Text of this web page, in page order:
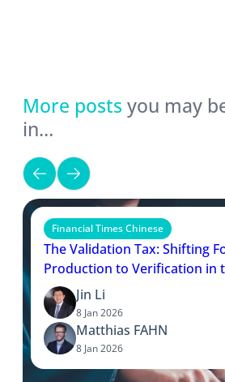
More posts you may
in…
Financial Times Chinese
The Validation Tax: Shifting
Production to Verification in
Jin Li
8 Jan 2026
Matthias FAHN
8 Jan 2026